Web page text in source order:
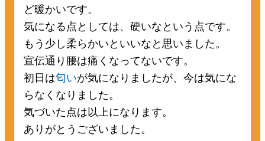
ど暖かいです。
気になる点としては、硬いなという点です。
もう少し柔らかいといいなと思いました。
宣伝通り腰は痛くなってないです。
初日は匂いが気になりましたが、今は気にな
らなくなりました。
気づいた点は以上になります。
ありがとうございました。